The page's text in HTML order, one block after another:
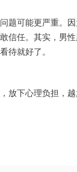
题可能更严重。
信任。其实，男
待就好了。
放下心理负担，